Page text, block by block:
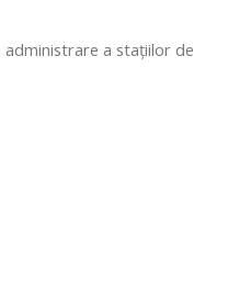
a stațiilor de